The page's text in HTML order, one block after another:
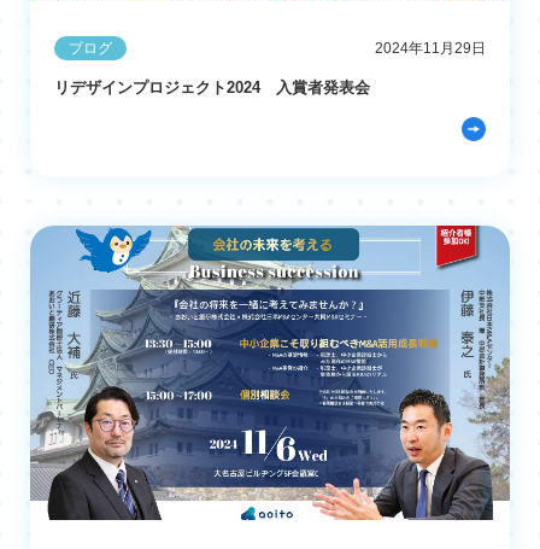
ブログ 2024年11月29日
リデザインプロジェクト2024 入賞者発表会